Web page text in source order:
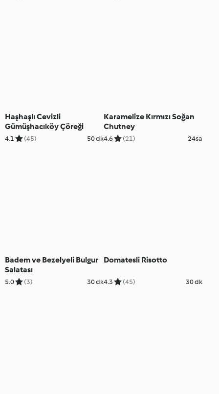
Haşhaşlı Cevizli
Gümüşhacıköy Çöreği
4.1 (45) 50 dk
Karamelize Kırmızı Soğan
Chutney
4.6 (21) 24sa
Badem ve Bezelyeli Bulgur
Salatası
5.0 (3) 30 dk
Domatesli Risotto
4.3 (45) 30 dk